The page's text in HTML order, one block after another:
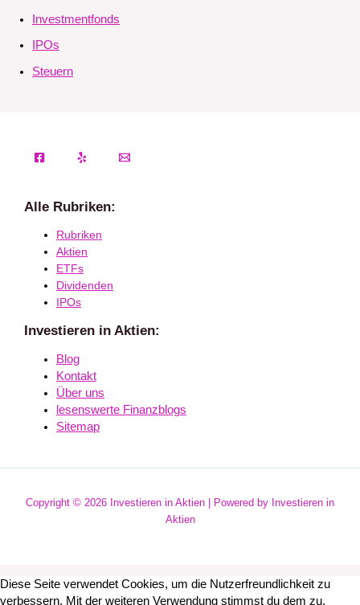
Investmentfonds
IPOs
Steuern
Alle Rubriken:
Rubriken
Aktien
ETFs
Dividenden
IPOs
Investieren in Aktien:
Blog
Kontakt
Über uns
lesenswerte Finanzblogs
Sitemap
Copyright © 2026 Investieren in Aktien | Powered by Investieren in
Aktien
Diese Seite verwendet Cookies, um die Nutzerfreundlichkeit zu
verbessern. Mit der weiteren Verwendung stimmst du dem zu.